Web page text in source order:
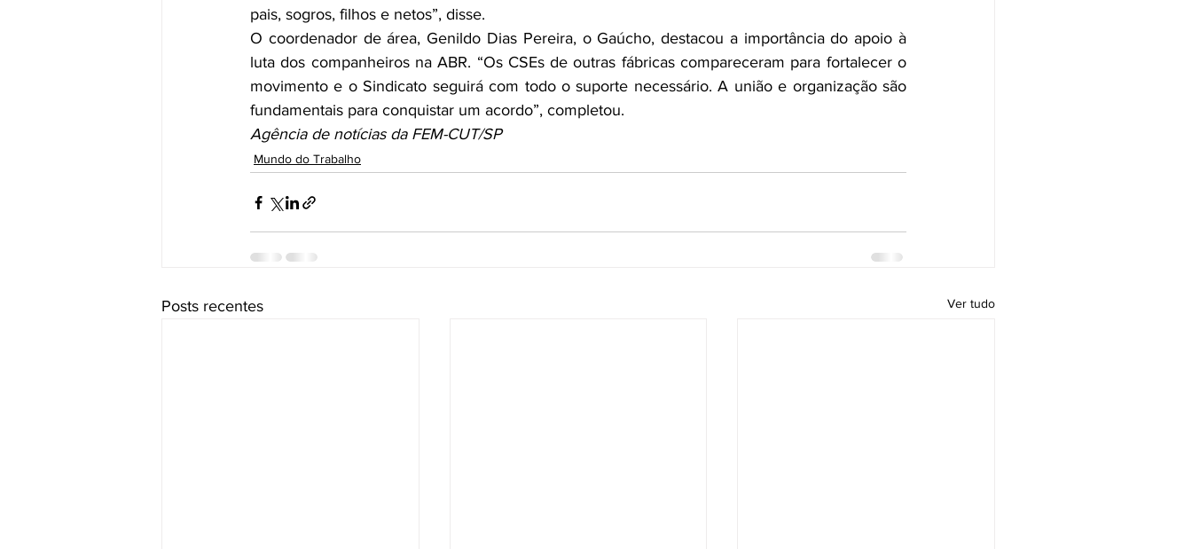
pais, sogros, filhos e netos”, disse.
O coordenador de área, Genildo Dias Pereira, o Gaúcho, destacou a importância do apoio à
luta dos companheiros na ABR. “Os CSEs de outras fábricas compareceram para fortalecer o
movimento e o Sindicato seguirá com todo o suporte necessário. A união e or­ganização são
fundamentais para conquistar um acordo”, completou.
Agência de notícias da FEM-CUT/SP
Mundo do Trabalho
Posts recentes Ver tudo